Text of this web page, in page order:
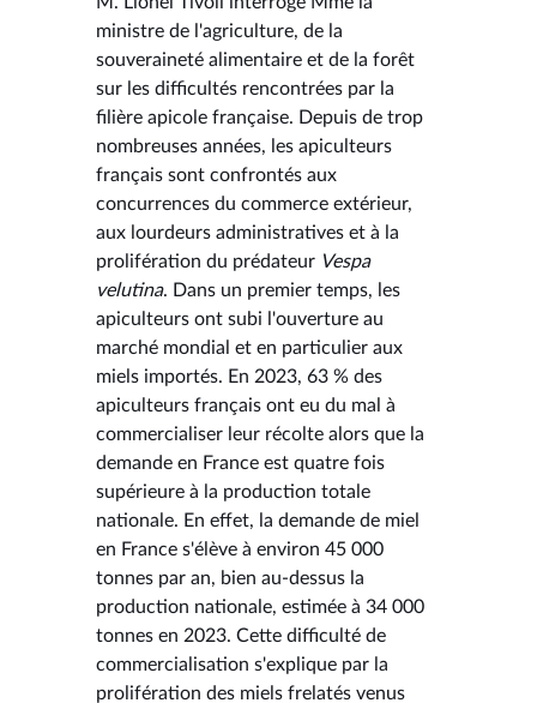
ministre de l'agriculture, de la
souveraineté alimentaire et de la forêt
sur les difficultés rencontrées par la
filière apicole française. Depuis de trop
nombreuses années, les apiculteurs
français sont confrontés aux
concurrences du commerce extérieur,
aux lourdeurs administratives et à la
prolifération du prédateur Vespa
velutina. Dans un premier temps, les
apiculteurs ont subi l'ouverture au
marché mondial et en particulier aux
miels importés. En 2023, 63 % des
apiculteurs français ont eu du mal à
commercialiser leur récolte alors que la
demande en France est quatre fois
supérieure à la production totale
nationale. En effet, la demande de miel
en France s'élève à environ 45 000
tonnes par an, bien au-dessus la
production nationale, estimée à 34 000
tonnes en 2023. Cette difficulté de
commercialisation s'explique par la
prolifération des miels frelatés venus